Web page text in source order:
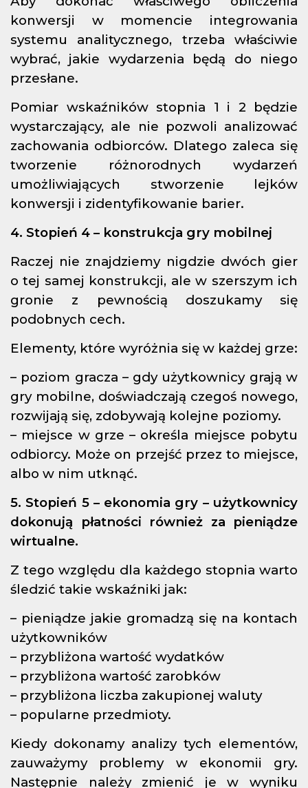
konwersji w momencie integrowania
systemu analitycznego, trzeba właściwie
wybrać, jakie wydarzenia będą do niego
przesłane.
Pomiar wskaźników stopnia 1 i 2 będzie
wystarczający, ale nie pozwoli analizować
zachowania odbiorców. Dlatego zaleca się
tworzenie różnorodnych wydarzeń
umożliwiających stworzenie lejków
konwersji i zidentyfikowanie barier.
4. Stopień 4 – konstrukcja gry mobilnej
Raczej nie znajdziemy nigdzie dwóch gier
o tej samej konstrukcji, ale w szerszym ich
gronie z pewnością doszukamy się
podobnych cech.
Elementy, które wyróżnia się w każdej grze:
– poziom gracza – gdy użytkownicy grają w
gry mobilne, doświadczają czegoś nowego,
rozwijają się, zdobywają kolejne poziomy.
– miejsce w grze – określa miejsce pobytu
odbiorcy. Może on przejść przez to miejsce,
albo w nim utknąć.
5. Stopień 5 – ekonomia gry – użytkownicy
dokonują płatności również za pieniądze
wirtualne.
Z tego względu dla każdego stopnia warto
śledzić takie wskaźniki jak:
– pieniądze jakie gromadzą się na kontach
użytkowników
– przybliżona wartość wydatków
– przybliżona wartość zarobków
– przybliżona liczba zakupionej waluty
– popularne przedmioty.
Kiedy dokonamy analizy tych elementów,
zauważymy problemy w ekonomii gry.
Następnie należy zmienić je w wyniku